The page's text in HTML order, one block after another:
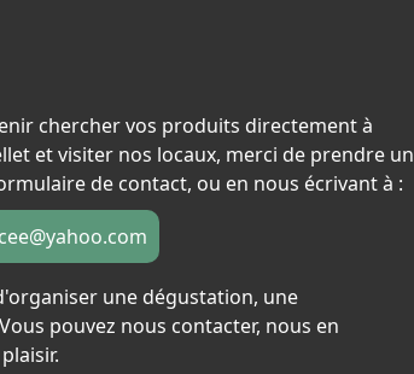
chercher vos produits directement à
et visiter nos locaux, merci de prendre un
de contact, ou en nous écrivant à :
une dégustation, une
pouvez nous contacter, nous en